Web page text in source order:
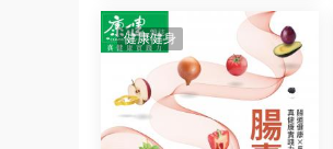
健康健身